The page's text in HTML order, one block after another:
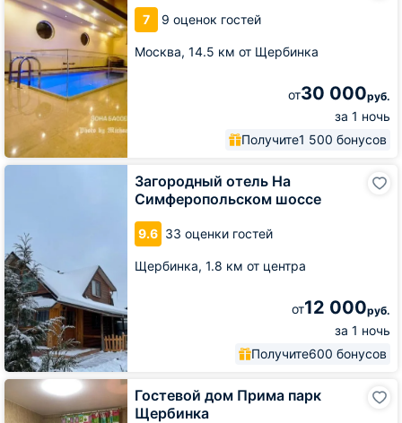
7 9 оценок гостей
Москва, 14.5 км от Щербинка
от30 000руб.
за 1 ночь
Получите1 500 бонусов
Римская
Вилла
Загородный отель На
Симферопольском шоссе
9.6 33 оценки гостей
Щербинка, 1.8 км от центра
от12 000руб.
за 1 ночь
Получите600 бонусов
Загородный
шоссе
Гостевой дом Прима парк
Щербинка
Гостевой
дом